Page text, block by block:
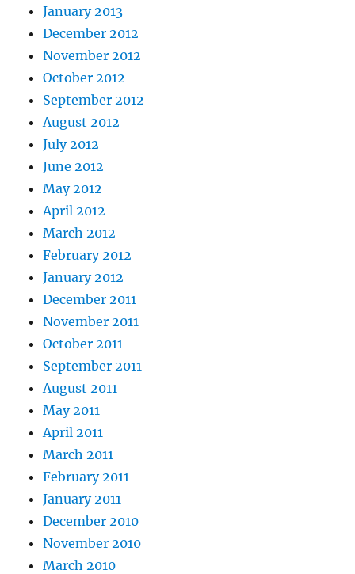
January 2013
December 2012
November 2012
October 2012
September 2012
August 2012
July 2012
June 2012
May 2012
April 2012
March 2012
February 2012
January 2012
December 2011
November 2011
October 2011
September 2011
August 2011
May 2011
April 2011
March 2011
February 2011
January 2011
December 2010
November 2010
March 2010